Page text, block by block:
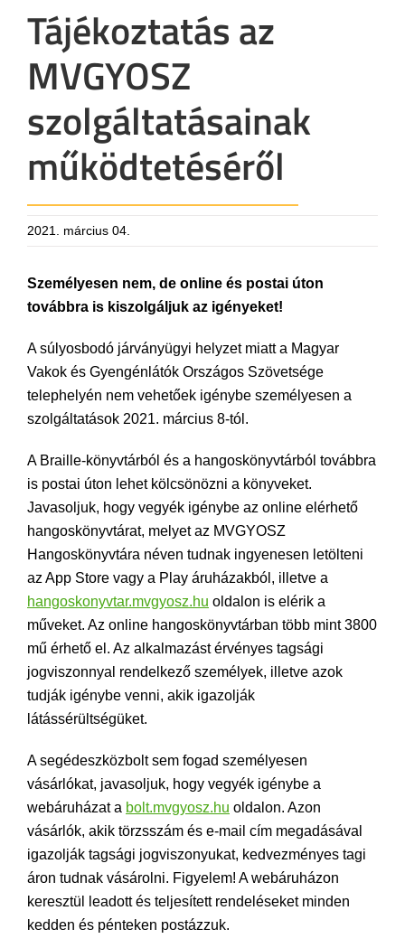
Tájékoztatás az
MVGYOSZ
szolgáltatásainak
működtetéséről
2021. március 04.
Személyesen nem, de online és postai úton
továbbra is kiszolgáljuk az igényeket!
A súlyosbodó járványügyi helyzet miatt a Magyar
Vakok és Gyengénlátók Országos Szövetsége
telephelyén nem vehetőek igénybe személyesen a
szolgáltatások 2021. március 8-tól.
A Braille-könyvtárból és a hangoskönyvtárból továbbra
is postai úton lehet kölcsönözni a könyveket.
Javasoljuk, hogy vegyék igénybe az online elérhető
hangoskönyvtárat, melyet az MVGYOSZ
Hangoskönyvtára néven tudnak ingyenesen letölteni
az App Store vagy a Play áruházakból, illetve a
hangoskonyvtar.mvgyosz.hu oldalon is elérik a
műveket. Az online hangoskönyvtárban több mint 3800
mű érhető el. Az alkalmazást érvényes tagsági
jogviszonnyal rendelkező személyek, illetve azok
tudják igénybe venni, akik igazolják
látássérültségüket.
A segédeszközbolt sem fogad személyesen
vásárlókat, javasoljuk, hogy vegyék igénybe a
webáruházat a bolt.mvgyosz.hu oldalon. Azon
vásárlók, akik törzsszám és e-mail cím megadásával
igazolják tagsági jogviszonyukat, kedvezményes tagi
áron tudnak vásárolni. Figyelem! A webáruházon
keresztül leadott és teljesített rendeléseket minden
kedden és pénteken postázzuk.